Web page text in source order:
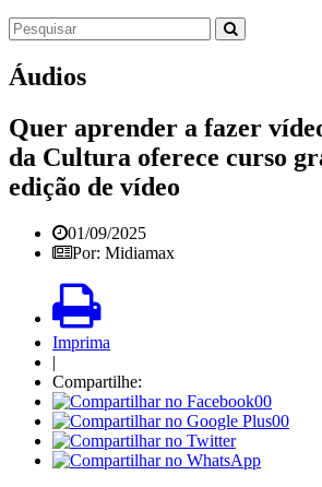
Áudios
Quer aprender a fazer
da Cultura oferece curso
edição de vídeo
01/09/2025
Por: Midiamax
Imprima
|
Compartilhe:
00
00